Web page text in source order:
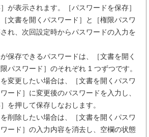
が表示されます。［パスワードを保存］
文書を開くパスワード］と［権限パスワ
れ、次回設定時からパスワードの入力を
保存できるパスワードは、［文書を開く
パスワード］のそれぞれ 1 つずつです。
変更したい場合は、［文書を開くパスワ
ード］に変更後のパスワードを入力し、
を押して保存しなおします。
削除したい場合は、［文書を開くパスワ
ード］の入力内容を消去し、空欄の状態